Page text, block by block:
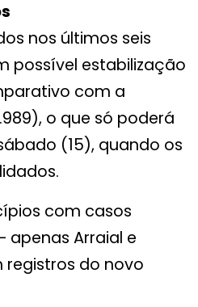
nos últimos seis
possível estabilização
com a
o que só poderá
(15), quando os
com casos
apenas Arraial e
registros do novo